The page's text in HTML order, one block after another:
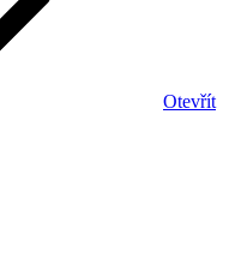
Otevřít